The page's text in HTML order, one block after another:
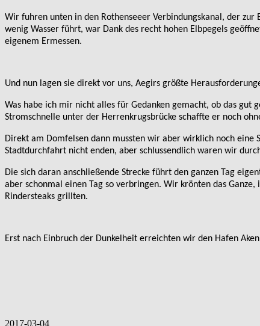
Wir fuhren unten in den Rothenseeer Verbindungskanal, der
wenig Wasser führt, war Dank des recht hohen Elbpegels
eigenem Ermessen.
Und nun lagen sie direkt vor uns, Aegirs größte
Was habe ich mir nicht alles für Gedanken gemacht, ob das
Stromschnelle unter der Herrenkrugsbrücke schaffte er noch
Direkt am Domfelsen dann mussten wir aber wirklich noch eine
Stadtdurchfahrt nicht enden, aber schlussendlich waren wir
Die sich daran anschließende Strecke führt den ganzen Tag
aber schonmal einen Tag so verbringen. Wir krönten das
Rindersteaks grillten.
Erst nach Einbruch der Dunkelheit erreichten wir den Hafen
2017-03-04